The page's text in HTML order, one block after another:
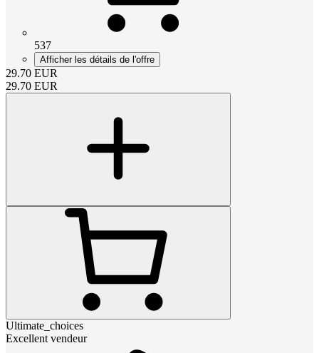
537
Afficher les détails de l'offre
29.70 EUR
29.70 EUR
Ultimate_choices
Excellent vendeur